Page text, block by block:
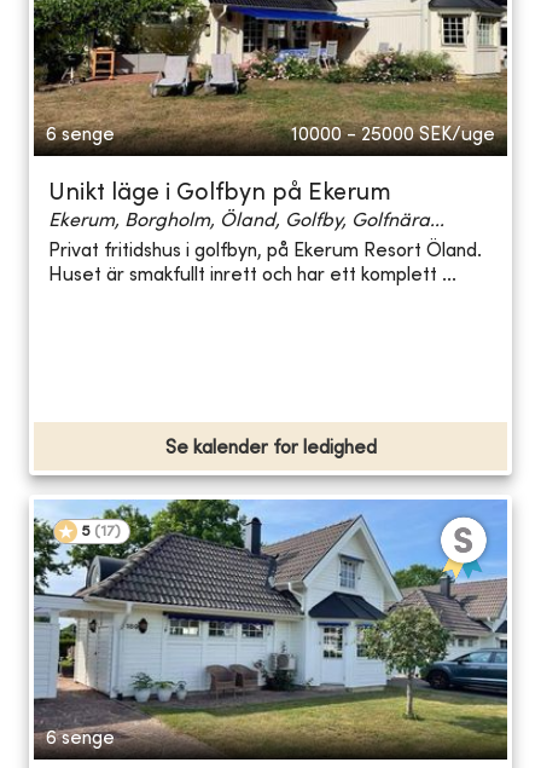
6 senge 10000 - 25000 SEK/uge
Unikt läge i Golfbyn på Ekerum
Ekerum, Borgholm, Öland, Golfby, Golfnära...
Privat fritidshus i golfbyn, på Ekerum Resort Öland.
Huset är smakfullt inrett och har ett komplett ...
Se kalender for ledighed
5 (17)
6 senge